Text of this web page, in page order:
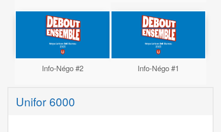
Info-Négo #2 Info-Négo #1
Unifor 6000